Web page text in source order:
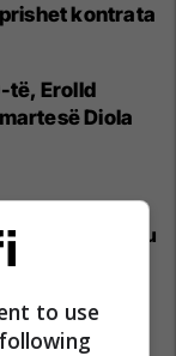
kontrata
të, Erolld
Diola
Reklamo këtu
gjithçka ma
to use